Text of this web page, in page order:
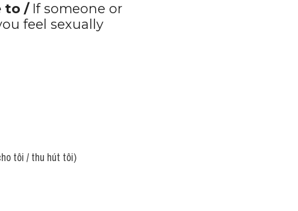
to / If someone or
feel sexually
tôi / thu hút tôi)